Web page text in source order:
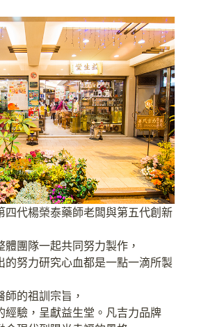
四代楊榮泰藥師老闆與第五代創新
團隊一起共同努力製作，
的努力研究心血都是一點一滴所製
的祖訓宗旨，
經驗，呈獻益生堂。凡吉力品牌